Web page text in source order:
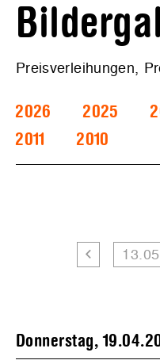
Preisverleihungen,
2026 2025
2011
2010
Donnerstag,